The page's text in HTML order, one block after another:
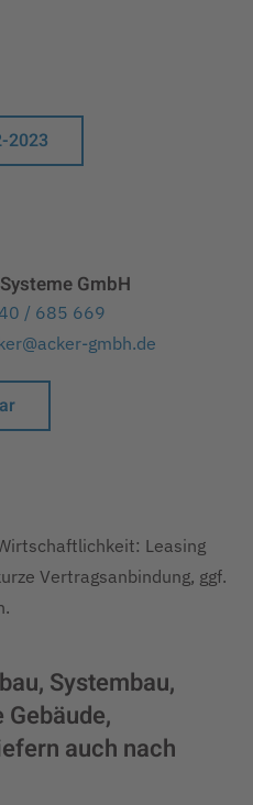
2023
GmbH
/ 685 669
gmbh.de
Leasing
Vertragsanbindung, ggf.
Systembau,
auch nach